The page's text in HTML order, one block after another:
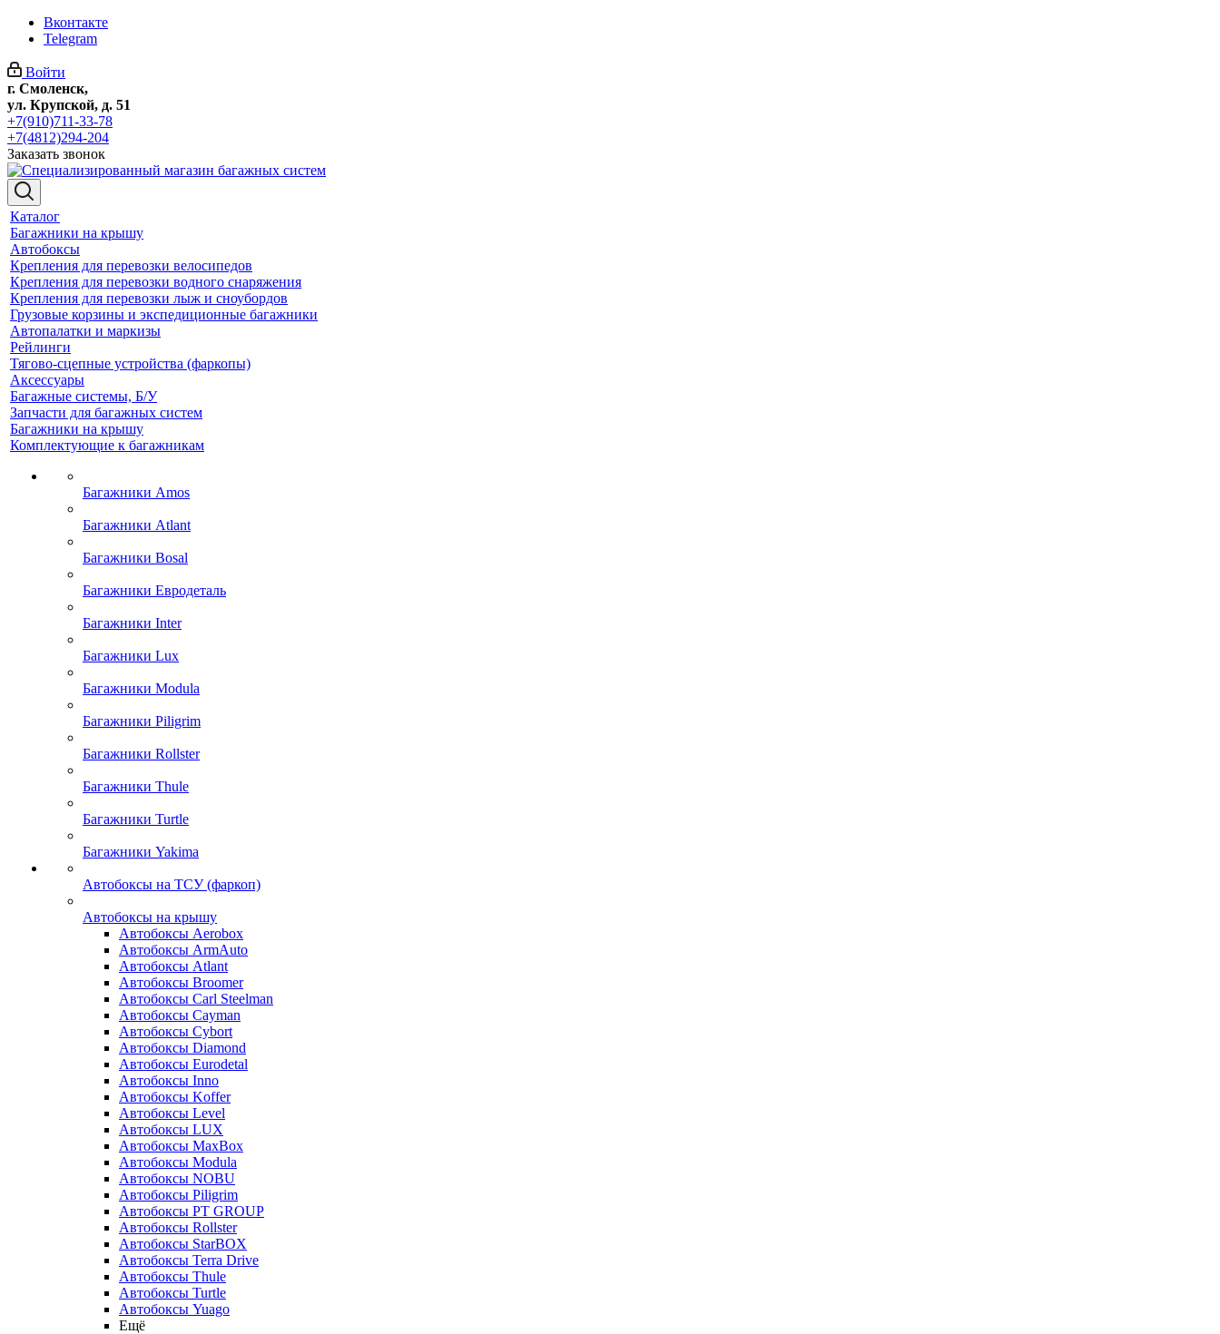
Вконтакте
Telegram
Войти
г. Смоленск,
ул. Крупской, д. 51
+7(910)711-33-78
+7(4812)294-204
Заказать звонок
Каталог
Багажники на крышу
Автобоксы
Крепления для перевозки велосипедов
Крепления для перевозки водного снаряжения
Крепления для перевозки лыж и сноубордов
Грузовые корзины и экспедиционные багажники
Автопалатки и маркизы
Рейлинги
Тягово-сцепные устройства (фаркопы)
Аксессуары
Багажные системы, Б/У
Запчасти для багажных систем
Багажники на крышу
Комплектующие к багажникам
Багажники Amos
Багажники Atlant
Багажники Bosal
Багажники Евродеталь
Багажники Inter
Багажники Lux
Багажники Modula
Багажники Piligrim
Багажники Rollster
Багажники Thule
Багажники Turtle
Багажники Yakima
Автобоксы на ТСУ (фаркоп)
Автобоксы на крышу
Автобоксы Aerobox
Автобоксы ArmAuto
Автобоксы Atlant
Автобоксы Broomer
Автобоксы Carl Steelman
Автобоксы Cayman
Автобоксы Cybort
Автобоксы Diamond
Автобоксы Eurodetal
Автобоксы Inno
Автобоксы Koffer
Автобоксы Level
Автобоксы LUX
Автобоксы MaxBox
Автобоксы Modula
Автобоксы NOBU
Автобоксы Piligrim
Автобоксы PT GROUP
Автобоксы Rollster
Автобоксы StarBOX
Автобоксы Terra Drive
Автобоксы Thule
Автобоксы Turtle
Автобоксы Yuago
Ещё